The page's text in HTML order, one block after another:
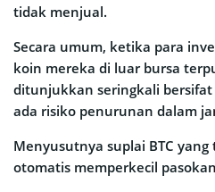
https://t.co/
pic.twitter.com/
— CryptoQuant.com
December 15, 2025
tidak menjual.
Secara umum, ketika para
koin mereka di luar bursa
ditunjukkan seringkali bersifat
ada risiko penurunan dalam
Menyusutnya suplai BTC yang
otomatis memperkecil